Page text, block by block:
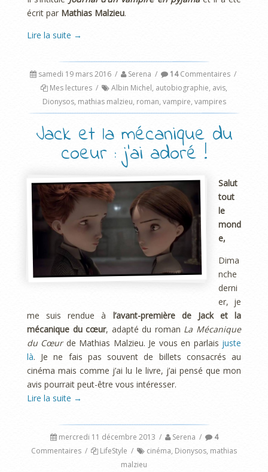
écrit par Mathias Malzieu.
Lire la suite →
samedi 19 mars 2016 / Serena / 14Commentaires /
Mes lectures / Albin Michel, autobiographie, avis,
Dionysos, mathias malzieu, roman, vampire, vampires
Jack et la mécanique du
coeur : j’ai adoré !
Salut
tout
le
mond
e,
Dima
nche
derni
er, je
me suis rendue à l’avant-première de Jack et la
mécanique du cœur, adapté du roman La Mécanique
du Cœurde Mathias Malzieu. Je vous en parlais juste
là. Je ne fais pas souvent de billets consacrés au
cinéma mais comme j’ai lu le livre, j’ai pensé que mon
avis pourrait peut-être vous intéresser.
Lire la suite →
mercredi 11 décembre 2013 / Serena /
4
Commentaires / LifeStyle / cinéma, Dionysos, mathias
malzieu